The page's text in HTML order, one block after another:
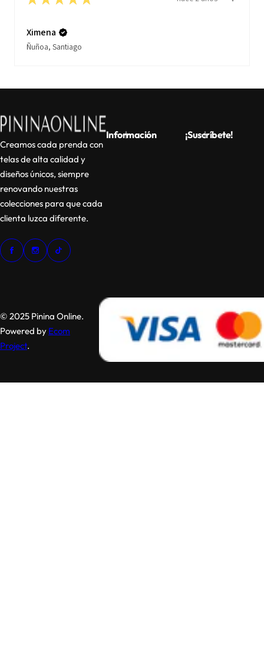
Ximena
Ñuñoa, Santiago
Creamos cada prenda con
telas de alta calidad y
diseños únicos, siempre
renovando nuestras
colecciones para que cada
clienta luzca diferente.
Información ¡Suscríbete!
© 2025 Pinina Online.
Powered by Ecom
Project.